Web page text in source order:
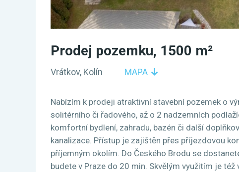
Prodej pozemku, 1500 m²
Vrátkov, Kolín MAPA
Nabízím k prodeji atraktivní stavební pozemek o
solitérního či řadového, až o 2 nadzemních
komfortní bydlení, zahradu, bazén či další
kanalizace. Přístup je zajištěn přes příjezdovou
příjemným okolím. Do Českého Brodu se
budete v Praze do 20 min. Skvělým využitím je